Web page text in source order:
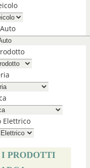
Elettrico
PRODOTTI